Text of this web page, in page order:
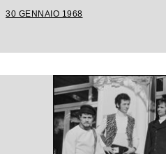
30 GENNAIO 1968